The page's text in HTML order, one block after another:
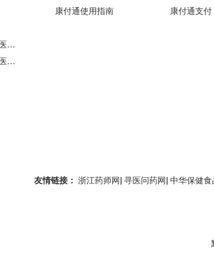
贵州省医保定点医疗机构医保服务情况表（第551分店）
贵州省医保定点医疗机构医保服务情况表（第100分店）
康付通使用指南
康付通支付
友情链接： 浙江药师网| 寻医问药网| 中华保健食